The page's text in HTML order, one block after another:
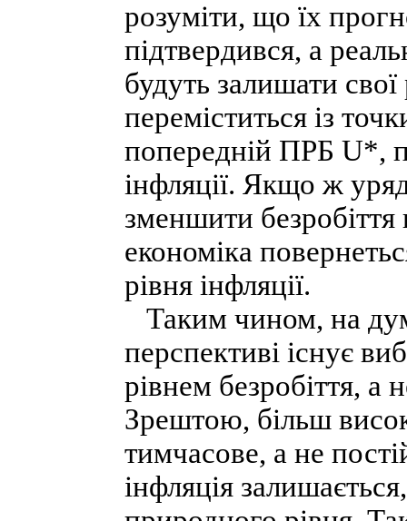
розуміти, що їх
підтвердився, а
будуть залишати свої
переміститься із
попередній ПРБ U*,
інфляції. Якщо ж
зменшити
економіка
рівня інфляції.
Таким чином, на
перспективі існує
рівнем безробіття, а
Зрештою, більш
тимчасове, а не
інфляція